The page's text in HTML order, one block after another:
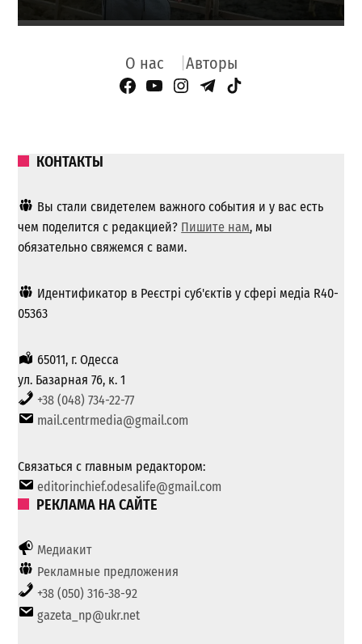
О нас Авторы
Facebook Page
YouTube
Instagram
Telegram
TikTok
КОНТАКТЫ
Вы стали свидетелем важного события и у вас есть
чем поделится с редакцией? Пишите нам, мы
обязательно свяжемся с вами.
Идентификатор в Реєстрі суб'єктів у сфері медіа R40-
05363
65011, г. Одесса
ул. Базарная 76, к. 1
+38 (048) 734-22-77
mail.centrmedia@gmail.com
Связаться с главным редактором:
editorinchief.odesalife@gmail.com
РЕКЛАМА НА САЙТЕ
Медиакит
Рекламные предложения
+38 (050) 316-38-92
gazeta_np@ukr.net